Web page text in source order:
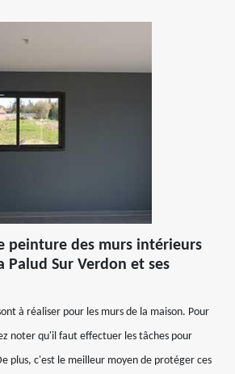
peinture des murs intérieurs
Palud Sur Verdon et ses
à réaliser pour les murs de la maison. Pour
noter qu'il faut effectuer les tâches pour
plus, c'est le meilleur moyen de protéger ces